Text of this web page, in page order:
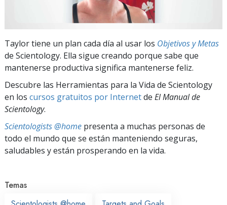
Taylor tiene un plan cada día al usar los Objetivos y Metas
de Scientology. Ella sigue creando porque sabe que
mantenerse productiva significa mantenerse feliz.
Descubre las Herramientas para la Vida de Scientology
en los cursos gratuitos por Internetde El Manual de
Scientology.
Scientologists @home presenta a muchas personas de
todo el mundo que se están manteniendo seguras,
saludables y están prosperando en la vida.
Temas